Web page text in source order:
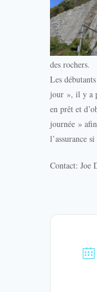
des rochers.
Les
jour », il y a
en prêt et
journée »
l’assurance
Contact: Joe